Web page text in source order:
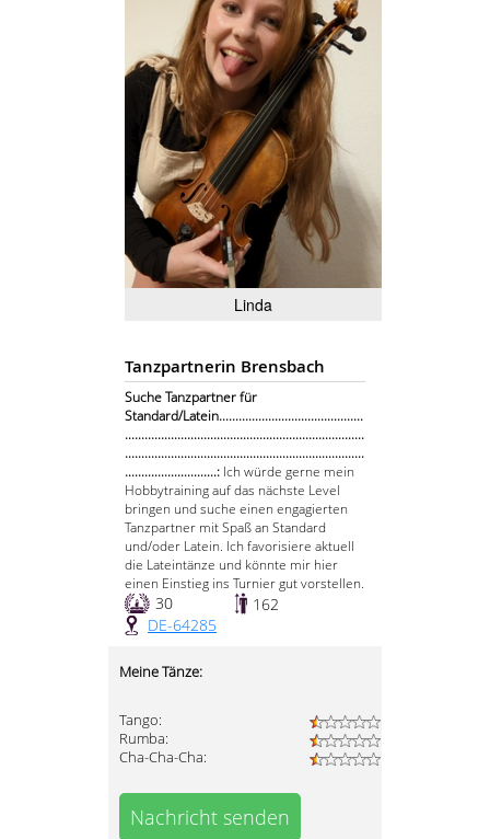
Linda
Tanzpartnerin Brensbach
Suche Tanzpartner für
Standard/Latein............................................
.........................................................................
.........................................................................
............................: Ich würde gerne mein
Hobbytraining auf das nächste Level
bringen und suche einen engagierten
Tanzpartner mit Spaß an Standard
und/oder Latein. Ich favorisiere aktuell
die Lateintänze und könnte mir hier
einen Einstieg ins Turnier gut vorstellen.
30
162
DE-64285
Meine Tänze:
Tango:
Rumba:
Cha-Cha-Cha:
Nachricht senden